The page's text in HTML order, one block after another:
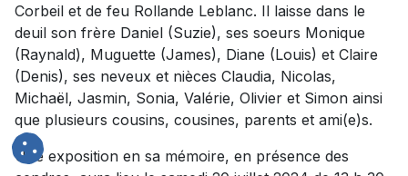
Corbeil et de feu Rollande Leblanc. Il laisse dans le
deuil son frère Daniel (Suzie), ses soeurs Monique
(Raynald), Muguette (James), Diane (Louis) et Claire
(Denis), ses neveux et nièces Claudia, Nicolas,
Michaël, Jasmin, Sonia, Valérie, Olivier et Simon ainsi
que plusieurs cousins, cousines, parents et ami(e)s.
Une exposition en sa mémoire, en présence des